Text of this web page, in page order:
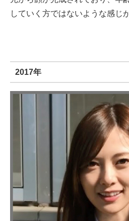
していく方ではないような感じ
2017年